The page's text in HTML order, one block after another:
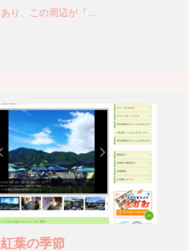
あり、この周辺が『…
紅葉の季節